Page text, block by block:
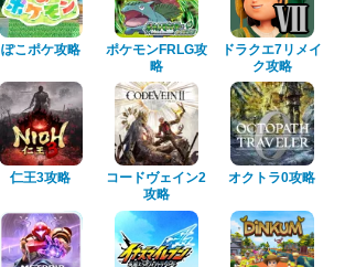
ぽこポケ攻略
ポケモンFRLG攻
略
ドラクエ7リメイ
ク攻略
仁王3攻略
コードヴェイン2
攻略
オクトラ0攻略